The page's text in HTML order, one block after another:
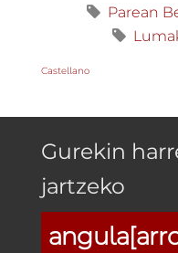
Parean
Castellano
Gurekin
jartzeko